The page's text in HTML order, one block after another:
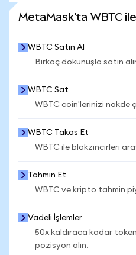
MetaMask'ta WBTC
WBTC Satın Al
Birkaç dokunuşla satın
WBTC Sat
WBTC coin'lerinizi nakde
WBTC Takas Et
WBTC ile blokzincirleri
Tahmin Et
WBTC ve kripto tahmin
Vadeli İşlemler
50x kaldıraca kadar
pozisyon alın.